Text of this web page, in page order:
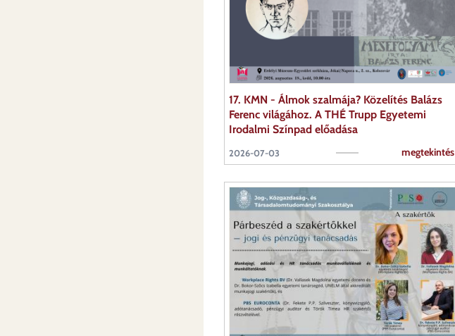
17. KMN - Álmok szalmája? Közelítés Balázs
Ferenc világához. A THÉ Trupp Egyetemi
Irodalmi Színpad előadása
2026-07-03 megtekintés